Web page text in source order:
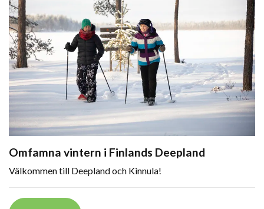
Omfamna vintern i Finlands Deepland
Välkommen till Deepland och Kinnula!